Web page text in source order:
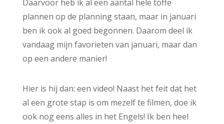
Daarvoor heb ik al een aantal hele toffe
plannen op de planning staan, maar in januari
ben ik ook al goed begonnen. Daarom deel ik
vandaag mijn favorieten van januari, maar dan
op een andere manier!
Hier is hij dan: een video! Naast het feit dat het
al een grote stap is om mezelf te filmen, doe ik
ook nog eens alles in het Engels! Ik ben heel